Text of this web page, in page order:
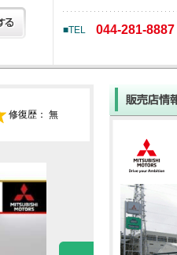
■TEL 044-281-8887
修復歴： 無